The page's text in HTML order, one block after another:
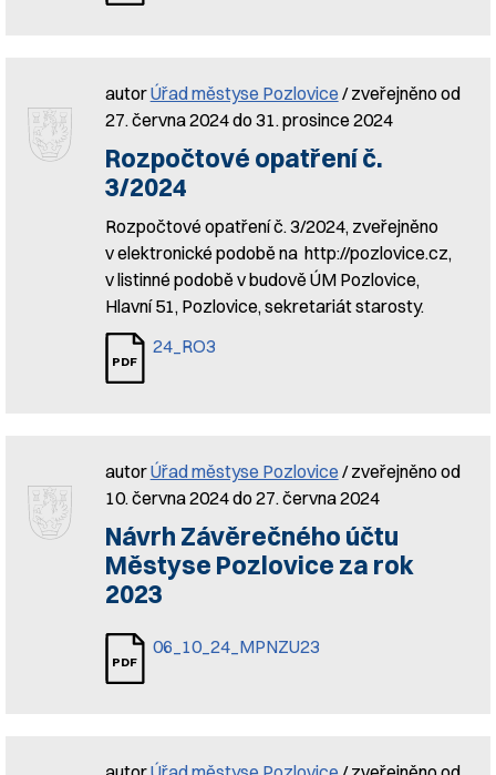
autorÚřad městyse Pozlovice / zveřejněno od
27. června 2024 do 31. prosince 2024
Rozpočtové opatření č.
3/2024
Rozpočtové opatření č. 3/2024, zveřejněno
v elektronické podobě na http://pozlovice.cz,
v listinné podobě v budově ÚM Pozlovice,
Hlavní 51, Pozlovice, sekretariát starosty.
24_RO3
autorÚřad městyse Pozlovice / zveřejněno od
10. června 2024 do 27. června 2024
Návrh Závěrečného účtu
Městyse Pozlovice za rok
2023
06_10_24_MPNZU23